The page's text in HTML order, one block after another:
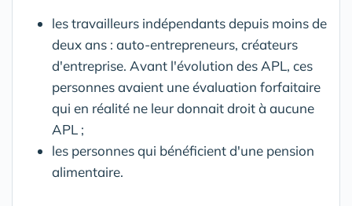
les travailleurs indépendants depuis moins de
deux ans : auto-entrepreneurs, créateurs
d'entreprise. Avant l'évolution des APL, ces
personnes avaient une évaluation forfaitaire
qui en réalité ne leur donnait droit à aucune
APL ;
les personnes qui bénéficient d'une pension
alimentaire.